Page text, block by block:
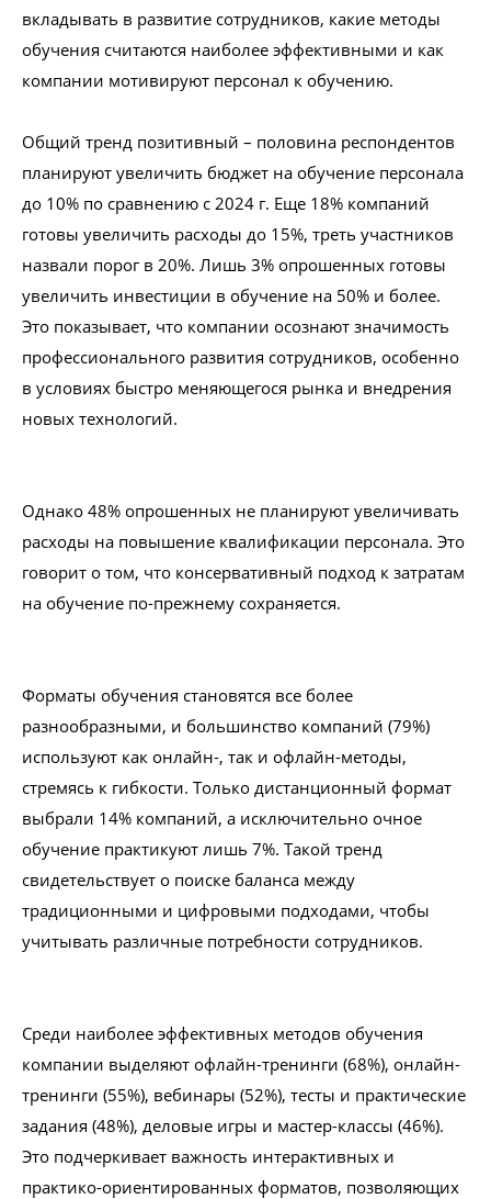
вкладывать в развитие сотрудников, какие методы
обучения считаются наиболее эффективными и как
компании мотивируют персонал к обучению.
Общий тренд позитивный – половина респондентов
планируют увеличить бюджет на обучение персонала
до 10% по сравнению с 2024 г. Еще 18% компаний
готовы увеличить расходы до 15%, треть участников
назвали порог в 20%. Лишь 3% опрошенных готовы
увеличить инвестиции в обучение на 50% и более.
Это показывает, что компании осознают значимость
профессионального развития сотрудников, особенно
в условиях быстро меняющегося рынка и внедрения
новых технологий.
Однако 48% опрошенных не планируют увеличивать
расходы на повышение квалификации персонала. Это
говорит о том, что консервативный подход к затратам
на обучение по-прежнему сохраняется.
Форматы обучения становятся все более
разнообразными, и большинство компаний (79%)
используют как онлайн-, так и офлайн-методы,
стремясь к гибкости. Только дистанционный формат
выбрали 14% компаний, а исключительно очное
обучение практикуют лишь 7%. Такой тренд
свидетельствует о поиске баланса между
традиционными и цифровыми подходами, чтобы
учитывать различные потребности сотрудников.
Среди наиболее эффективных методов обучения
компании выделяют офлайн-тренинги (68%), онлайн-
тренинги (55%), вебинары (52%), тесты и практические
задания (48%), деловые игры и мастер-классы (46%).
Это подчеркивает важность интерактивных и
практико-ориентированных форматов, позволяющих